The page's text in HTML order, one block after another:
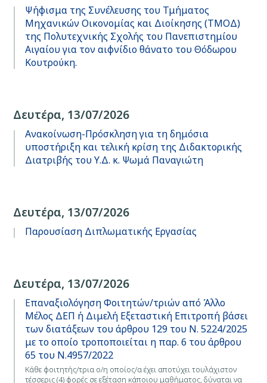
Ψήφισμα της Συνέλευσης του Τμήματος
Μηχανικών Οικονομίας και Διοίκησης (ΤΜΟΔ)
της Πολυτεχνικής Σχολής του Πανεπιστημίου
Αιγαίου για τον αιφνίδιο θάνατο του Θόδωρου
Κουτρούκη.
Δευτέρα, 13/07/2026
Ανακοίνωση-Πρόσκληση για τη δημόσια
υποστήριξη και τελική κρίση της Διδακτορικής
Διατριβής του Υ.Δ. κ. Ψωμά Παναγιώτη
Δευτέρα, 13/07/2026
Παρουσίαση Διπλωματικής Εργασίας
Δευτέρα, 13/07/2026
Επαναξιολόγηση Φοιτητών/τριών από Άλλο
Μέλος ΔΕΠ ή Διμελή Εξεταστική Επιτροπή βάσει
των διατάξεων του άρθρου 129 του Ν. 5224/2025
με το οποίο τροποποιείται η παρ. 6 του άρθρου
65 του Ν.4957/2022
Κάθε φοιτητής/τρια ο/η οποίος/α έχει αποτύχει τουλάχιστον
τέσσερις (4) φορές σε εξέταση κάποιου μαθήματος, δύναται να